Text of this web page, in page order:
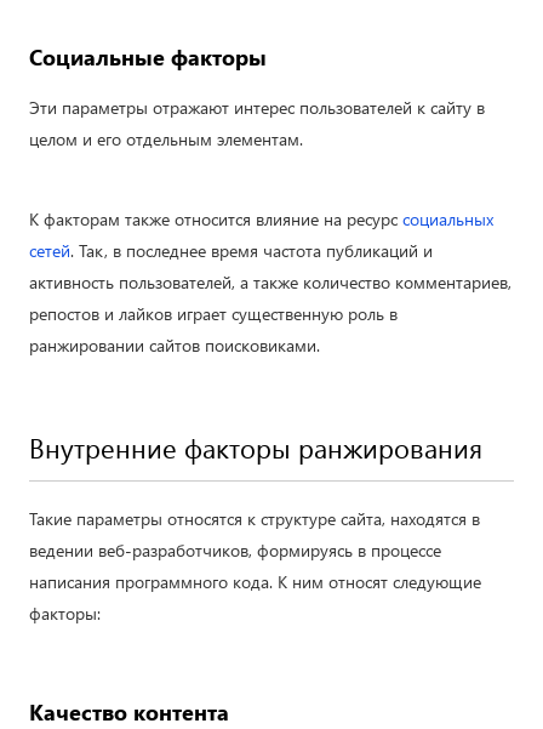
Социальные факторы
Эти параметры отражают интерес пользователей к сайту в
целом и его отдельным элементам.
К факторам также относится влияние на ресурс социальных
сетей. Так, в последнее время частота публикаций и
активность пользователей, а также количество комментариев,
репостов и лайков играет существенную роль в
ранжировании сайтов поисковиками.
Внутренние факторы ранжирования
Такие параметры относятся к структуре сайта, находятся в
ведении веб-разработчиков, формируясь в процессе
написания программного кода. К ним относят следующие
факторы:
Качество контента